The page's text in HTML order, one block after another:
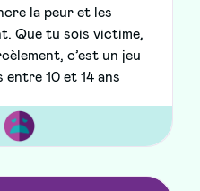
la peur et les
Que tu sois victime,
c’est un jeu
10 et 14 ans